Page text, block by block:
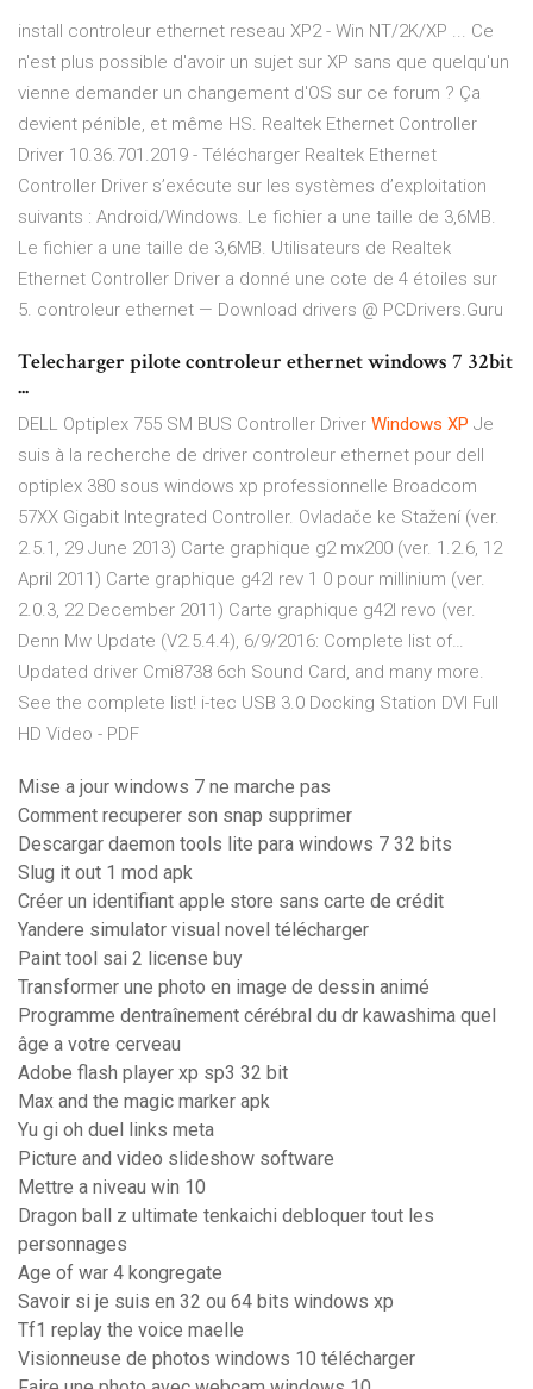
install controleur ethernet reseau XP2 - Win NT/2K/XP ... Ce
n'est plus possible d'avoir un sujet sur XP sans que quelqu'un
vienne demander un changement d'OS sur ce forum ? Ça
devient pénible, et même HS. Realtek Ethernet Controller
Driver 10.36.701.2019 - Télécharger Realtek Ethernet
Controller Driver s’exécute sur les systèmes d’exploitation
suivants : Android/Windows. Le fichier a une taille de 3,6MB.
Le fichier a une taille de 3,6MB. Utilisateurs de Realtek
Ethernet Controller Driver a donné une cote de 4 étoiles sur
5. controleur ethernet — Download drivers @ PCDrivers.Guru
Telecharger pilote controleur ethernet windows 7 32bit
...
DELL Optiplex 755 SM BUS Controller Driver Windows XP Je
suis à la recherche de driver controleur ethernet pour dell
optiplex 380 sous windows xp professionnelle Broadcom
57XX Gigabit Integrated Controller. Ovladače ke Stažení (ver.
2.5.1, 29 June 2013) Carte graphique g2 mx200 (ver. 1.2.6, 12
April 2011) Carte graphique g42l rev 1 0 pour millinium (ver.
2.0.3, 22 December 2011) Carte graphique g42l revo (ver.
Denn Mw Update (V2.5.4.4), 6/9/2016: Complete list of…
Updated driver Cmi8738 6ch Sound Card, and many more.
See the complete list! i-tec USB 3.0 Docking Station DVI Full
HD Video - PDF
Mise a jour windows 7 ne marche pas
Comment recuperer son snap supprimer
Descargar daemon tools lite para windows 7 32 bits
Slug it out 1 mod apk
Créer un identifiant apple store sans carte de crédit
Yandere simulator visual novel télécharger
Paint tool sai 2 license buy
Transformer une photo en image de dessin animé
Programme dentraînement cérébral du dr kawashima quel
âge a votre cerveau
Adobe flash player xp sp3 32 bit
Max and the magic marker apk
Yu gi oh duel links meta
Picture and video slideshow software
Mettre a niveau win 10
Dragon ball z ultimate tenkaichi debloquer tout les
personnages
Age of war 4 kongregate
Savoir si je suis en 32 ou 64 bits windows xp
Tf1 replay the voice maelle
Visionneuse de photos windows 10 télécharger